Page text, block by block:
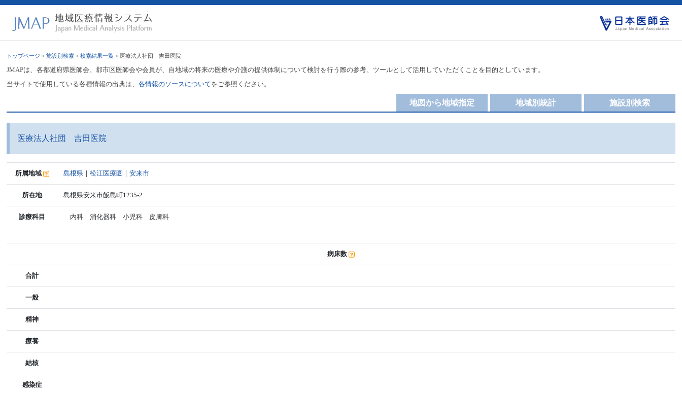
トップページ >施設別検索 >検索結果一覧 > 医療法人社団 吉田医院
JMAPは、各都道府県医師会、郡市区医師会や会員が、自地域の将来の医療や介護の提供体制について検討を行う際の参考、ツールとして活用していただくことを目的としています。
当サイトで使用している各種情報の出典は、各情報のソースについてをご参照ください。
施設別検索
地域別統計
地図から地域指定
医療法人社団 吉田医院
所属地域 島根県 ｜松江医療圏 ｜安来市
所在地 島根県安来市飯島町1235-2
診療科目 内科 消化器科 小児科 皮膚科
病床数
合計
一般
精神
療養
結核
感染症